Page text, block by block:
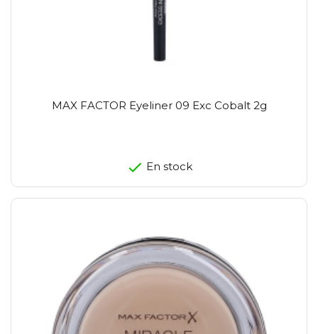
MAX FACTOR Eyeliner 09 Exc Cobalt 2g
En stock